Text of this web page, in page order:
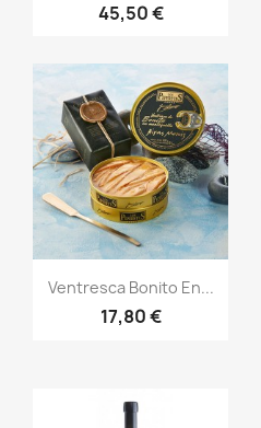
45,50 €
Vista rápida
Ventresca Bonito En...
17,80 €